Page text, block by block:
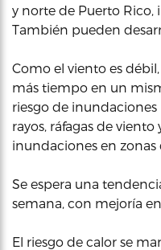
y norte de Puerto Rico,
También pueden
Como el viento es
más tiempo en un
riesgo de inundaciones
rayos, ráfagas de
inundaciones en zonas
Se espera una
semana, con mejoría
El riesgo de calor se